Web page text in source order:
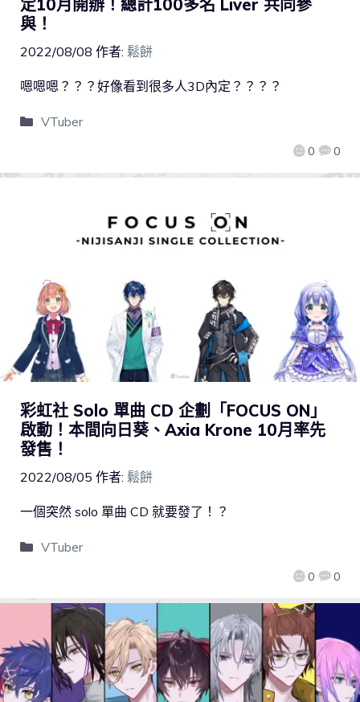
定10月開辦！總計100多名 Liver 共同參
與！
2022/08/08 作者: 鬆餅
0 0
嗯嗯嗯？？？好像看到很多人3D內定？？？？
VTuber
彩虹社 Solo 單曲 CD 企劃「FOCUS ON」
啟動！本間向日葵、Axia Krone 10月率先
發售！
2022/08/05 作者: 鬆餅
0 0
一個突然 solo 單曲 CD 就要發了！？
VTuber